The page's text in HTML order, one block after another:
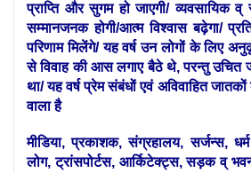
प्राप्ति और सुगम हो जाएगी/ व्यवसायिक
सम्मानजनक होगी/आत्म विश्वास बढ़ेगा/
परिणाम मिलेंगे/यह वर्ष उन लोगों के लिए
से विवाह की आस लगाए बैठे थे, परन्तु उचित
था/यह वर्ष प्रेम संबंधों एवं अविवाहित
वाला है
मीडिया, प्रकाशक, संग्रहालय, सर्जन्स,
लोग, ट्रांसपोर्टस, आर्किटेक्ट्स, सड़क व् भवन